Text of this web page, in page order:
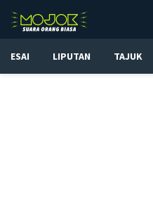
ESAI LIPUTAN TAJUK